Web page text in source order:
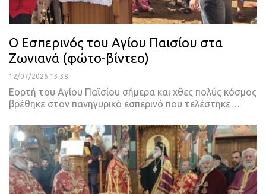
Ο Εσπερινός του Αγίου Παισίου στα
Ζωνιανά (φώτο-βίντεο)
12/07/2026 13:38
Εορτή του Αγίου Παϊσίου σήμερα και χθες πολύς κόσμος
βρέθηκε στον πανηγυρικό εσπερινό που τελέστηκε…